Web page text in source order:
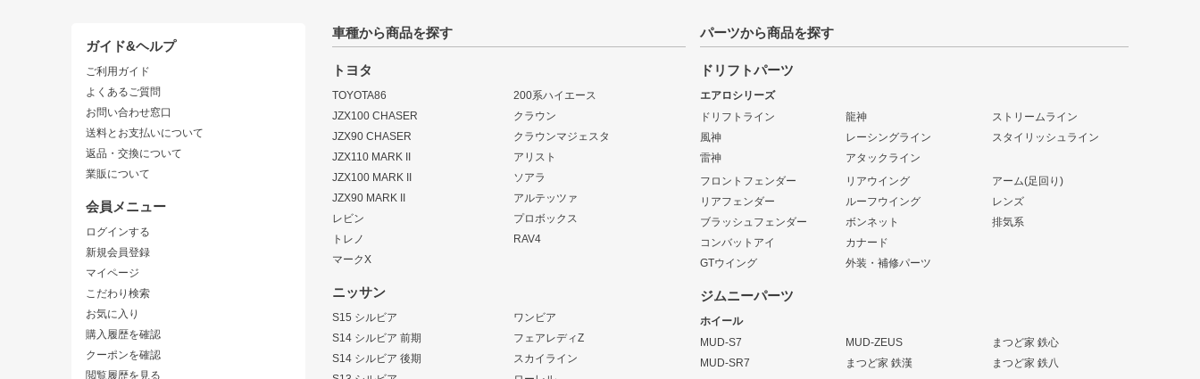
ガイド&ヘルプ
ご利用ガイド
よくあるご質問
お問い合わせ窓口
送料とお支払いについて
返品・交換について
業販について
会員メニュー
ログインする
新規会員登録
マイページ
こだわり検索
お気に入り
購入履歴を確認
クーポンを確認
閲覧履歴を見る
車種から商品を探す
トヨタ
TOYOTA86
JZX100 CHASER
JZX90 CHASER
JZX110 MARK II
JZX100 MARK II
JZX90 MARK II
レビン
トレノ
マークX
200系ハイエース
クラウン
クラウンマジェスタ
アリスト
ソアラ
アルテッツァ
プロボックス
RAV4
ニッサン
S15 シルビア
S14 シルビア 前期
S14 シルビア 後期
ワンビア
フェアレディZ
スカイライン
パーツから商品を探す
ドリフトパーツ
エアロシリーズ
ドリフトライン
風神
雷神
龍神
レーシングライン
アタックライン
ストリームライン
スタイリッシュライン
フロントフェンダー
リアフェンダー
ブラッシュフェンダー
コンバットアイ
GTウイング
リアウイング
ルーフウイング
ボンネット
カナード
外装・補修パーツ
アーム(足回り)
レンズ
排気系
ジムニーパーツ
ホイール
MUD-S7
MUD-SR7
MUD-ZEUS
まつど家 鉄漢
まつど家 鉄心
まつど家 鉄八